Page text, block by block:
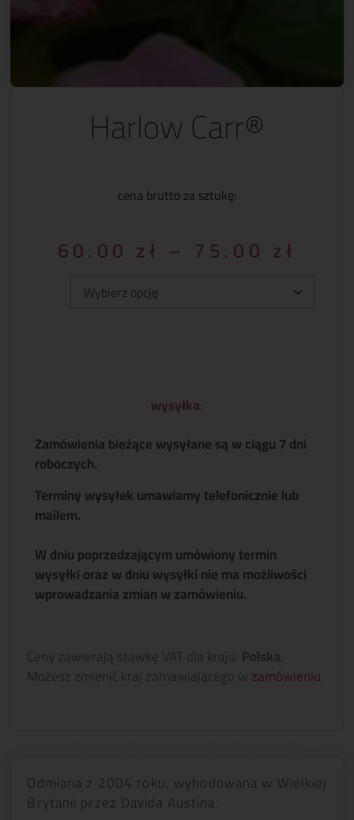
Harlow Carr®
cena brutto za sztukę:
60.00 zł – 75.00 zł
wysyłka:
Zamówienia bieżące wysyłane są w ciągu 7 dni
roboczych.
Terminy wysyłek umawiamy telefonicznie lub
mailem.
W dniu poprzedzającym umówiony termin
wysyłki oraz w dniu wysyłki nie ma możliwości
wprowadzania zmian w zamówieniu.
Ceny zawierają stawkę VAT dla kraju: Polska
Możesz zmienić kraj zamawiającego wzamówieniu
Odmiana z 2004 roku, wyhodowana w Wielkiej
Brytanii przez Davida Austina.